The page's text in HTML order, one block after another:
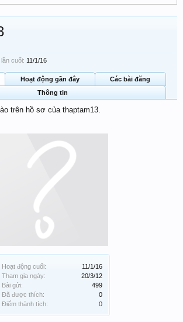
Hoạt động cuối:
11/1/16
Tham gia ngày:
20/3/12
Bài gửi:
499
Đã được thích:
0
Điểm thành tích:
0
cuối: 11/1/16
Hoạt động gần đây
Các bài đăng
Thông tin
trên hồ sơ của thaptam13.